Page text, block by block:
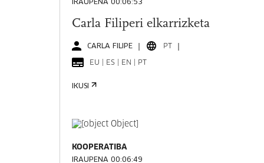
IRAUPENA 00:06:53
Carla Filiperi elkarrizketa
CARLA FILIPE PT
EU | ES | EN | PT
IKUSI
KOOPERATIBA
IRAUPENA 00:06:49